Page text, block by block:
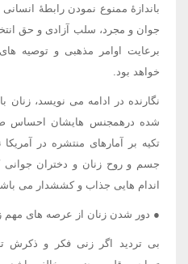
باندازۀ ممنوع نمودن رابطۀ
جوان و مجرد، سلب آزادی و حق
برعایت اوامر مذهبی و توصیه
خواهد بود.
نگارنده در ادامه می نویسد،
شده درهمجنس هایشان احساس
تکیه بر آمارهای منتشره در آمریکا
جسم و روح زنان و دختران جوانی
اندام هایی جذاب و کششدار می
● دور شدن زنان از عرصه های مهم
بی تردید اگر زنی فکر و ذکرش